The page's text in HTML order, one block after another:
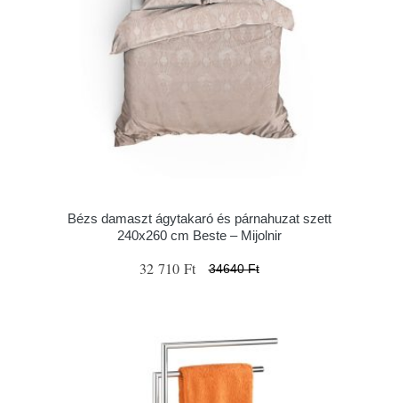
Bézs damaszt ágytakaró és párnahuzat szett
240x260 cm Beste – Mijolnir
32 710 Ft 34640 Ft